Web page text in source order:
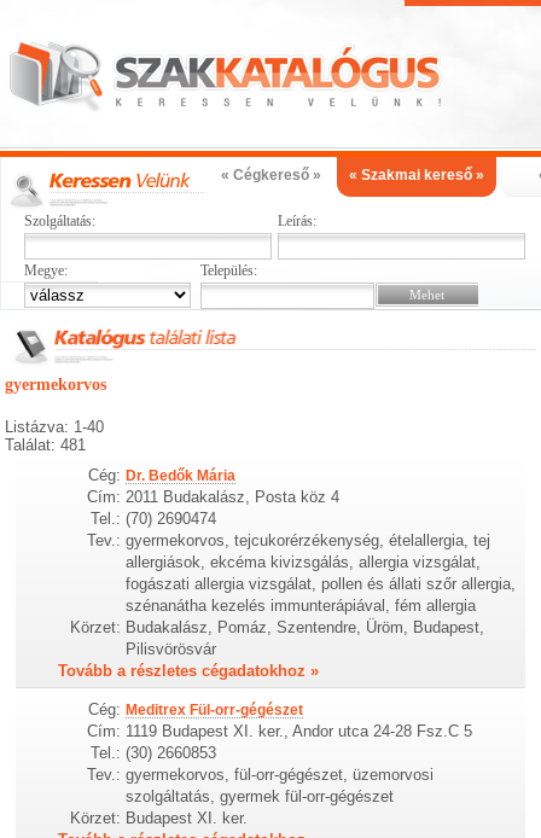
« Cégkereső » « Szakmai kereső »
Szolgáltatás: Leírás:
Megye: Település:
gyermekorvos
Listázva: 1-40
Találat: 481
Cég: Dr. Bedők Mária
Cím: 2011 Budakalász, Posta köz 4
Tel.: (70) 2690474
Tev.: gyermekorvos, tejcukorérzékenység, ételallergia, tej
allergiások, ekcéma kivizsgálás, allergia vizsgálat,
fogászati allergia vizsgálat, pollen és állati szőr allergia,
szénanátha kezelés immunterápiával, fém allergia
Körzet: Budakalász, Pomáz, Szentendre, Üröm, Budapest,
Pilisvörösvár
Tovább a részletes cégadatokhoz »
Cég: Meditrex Fül-orr-gégészet
Cím: 1119 Budapest XI. ker., Andor utca 24-28 Fsz.C 5
Tel.: (30) 2660853
Tev.: gyermekorvos, fül-orr-gégészet, üzemorvosi
szolgáltatás, gyermek fül-orr-gégészet
Körzet: Budapest XI. ker.